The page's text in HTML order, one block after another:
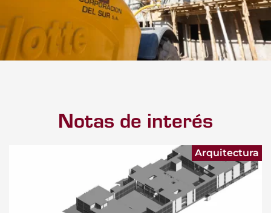
Notas de interés
Arquitectura